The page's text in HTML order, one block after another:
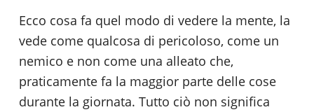
Ecco cosa fa quel modo di vedere la mente, la
vede come qualcosa di pericoloso, come un
nemico e non come una alleato che,
praticamente fa la maggior parte delle cose
durante la giornata. Tutto ciò non significa